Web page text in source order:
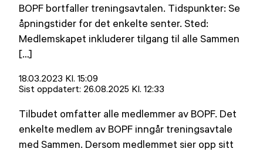
BOPF bortfaller treningsavtalen. Tidspunkter: Se
åpningstider for det enkelte senter. Sted:
Medlemskapet inkluderer tilgang til alle Sammen
[…]
Lagt
ut
18.03.2023 Kl. 15:09
Sist oppdatert: 26.08.2025 Kl. 12:33
Tilbudet omfatter alle medlemmer av BOPF. Det
enkelte medlem av BOPF inngår treningsavtale
med Sammen. Dersom medlemmet sier opp sitt